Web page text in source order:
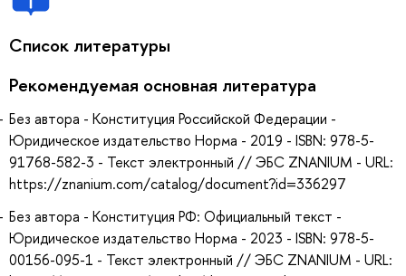
Список литературы
Рекомендуемая основная литература
Без автора - Конституция Российской Федерации -
Юридическое издательство Норма - 2019 - ISBN: 978-5-
91768-582-3 - Текст электронный // ЭБС ZNANIUM - URL:
https://znanium.com/catalog/document?id=336297
Без автора - Конституция РФ: Официальный текст -
Юридическое издательство Норма - 2023 - ISBN: 978-5-
00156-095-1 - Текст электронный // ЭБС ZNANIUM - URL: